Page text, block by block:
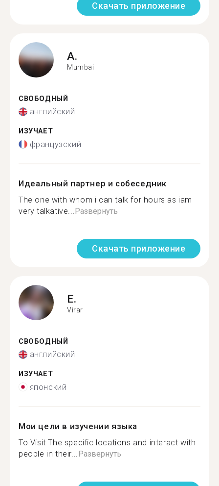
Скачать приложение
A.
Mumbai
СВОБОДНЫЙ
английский
ИЗУЧАЕТ
французский
Идеальный партнер и собеседник
The one with whom i can talk for hours as iam
very talkative... Развернуть
Скачать приложение
E.
Virar
СВОБОДНЫЙ
английский
ИЗУЧАЕТ
японский
Мои цели в изучении языка
To Visit The specific locations and interact with
people in their... Развернуть